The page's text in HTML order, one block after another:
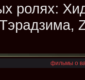
ролях:
фильмы о